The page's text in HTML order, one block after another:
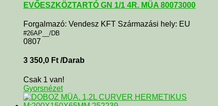
EVŐESZKÖZTARTÓ GN 1/1 4R. MÜA 80073000
Forgalmazó: Vendesz KFT Származási hely: EU
#26AP__/DB
0807
3 350,0 Ft /Darab
Csak 1 van!
Gyorsnézet